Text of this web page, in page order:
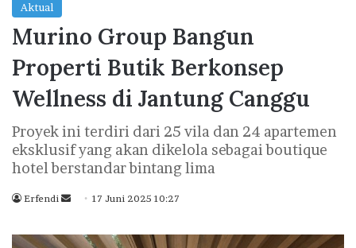
Aktual
Murino Group Bangun
Properti Butik Berkonsep
Wellness di Jantung Canggu
Proyek ini terdiri dari 25 vila dan 24 apartemen
eksklusif yang akan dikelola sebagai boutique
hotel berstandar bintang lima
Erfendi
n
17 Juni 2025 10:27